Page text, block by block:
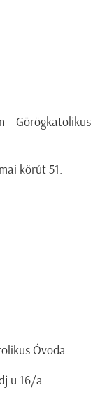
Görögkatolikus
körút 51.
Óvoda
u.16/a